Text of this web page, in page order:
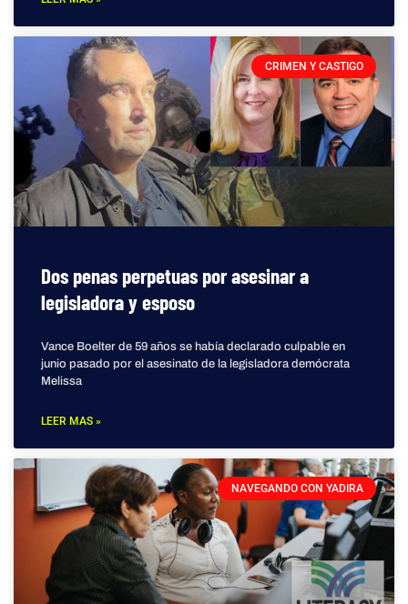
CRIMEN Y CASTIGO
Dos penas perpetuas por asesinar a
legisladora y esposo
Vance Boelter de 59 años se había declarado culpable en
junio pasado por el asesinato de la legisladora demócrata
Melissa
LEER MAS »
NAVEGANDO CON YADIRA